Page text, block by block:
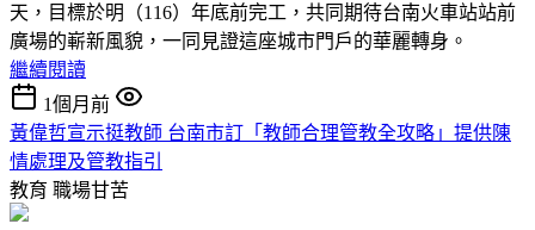
天，目標於明（116）年底前完工，共同期待台南火車站站前
廣場的嶄新風貌，一同見證這座城市門戶的華麗轉身。
繼續閱讀
1個月前
黃偉哲宣示挺教師 台南市訂「教師合理管教全攻略」提供陳
情處理及管教指引
教育 職場甘苦